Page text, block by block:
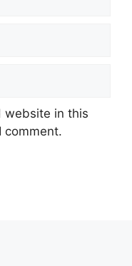
website in this
comment.